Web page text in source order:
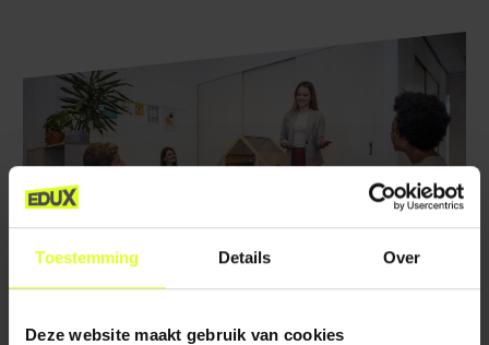
Toestemming Details Over
Deze website maakt gebruik van cookies